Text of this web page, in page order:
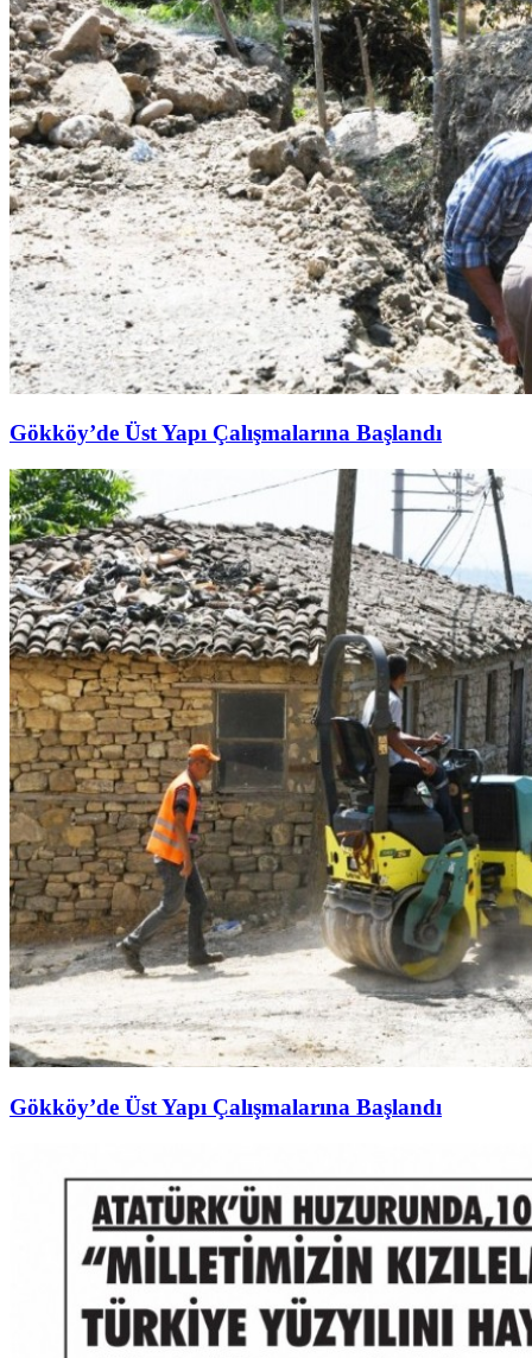
Gökköy’de Üst Yapı Çalışmalarına Başlandı
Gökköy’de Üst Yapı Çalışmalarına Başlandı